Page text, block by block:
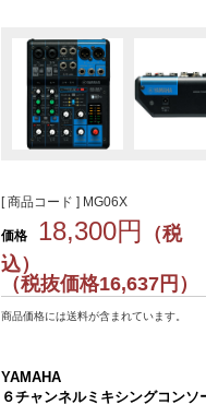
[ 商品コード ] MG06X
価格 18,300円 （税
込）
（税抜価格16,637円）
商品価格には送料が含まれています。
YAMAHA
６チャンネルミキシングコンソ